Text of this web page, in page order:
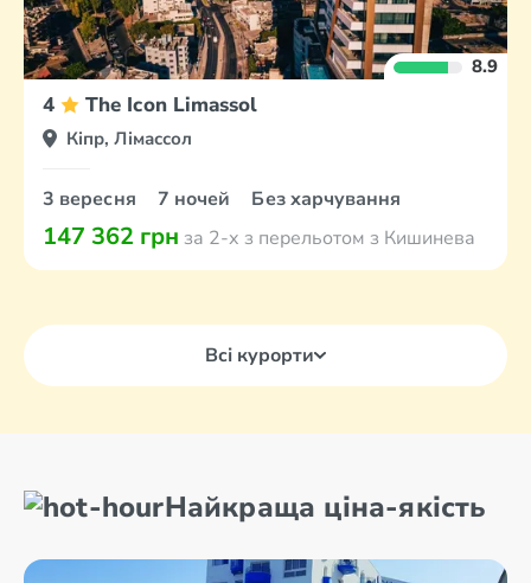
8.9
4 The Icon Limassol
Кіпр, Лімассол
3 вересня 7 ночей Без харчування
147 362 грн за 2-х з перельотом з Кишинева
Всі курорти
Найкраща ціна-якість